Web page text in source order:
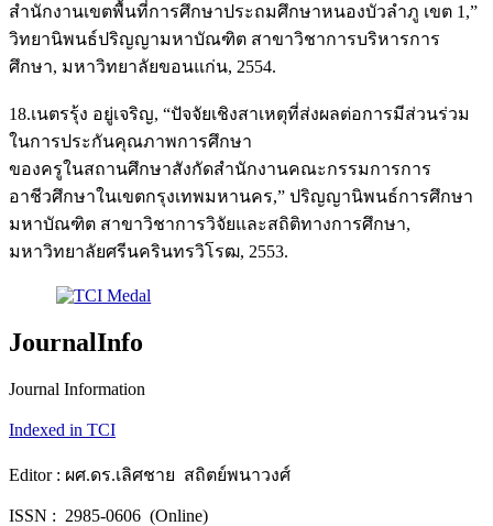
สำนักงานเขตพื้นที่การศึกษาประถมศึกษาหนองบัวลำภู เขต 1,”
วิทยานิพนธ์ปริญญามหาบัณฑิต สาขาวิชาการบริหารการ
ศึกษา, มหาวิทยาลัยขอนแก่น, 2554.
18.เนตรรุ้ง อยู่เจริญ, “ปัจจัยเชิงสาเหตุที่ส่งผลต่อการมีส่วนร่วม
ในการประกันคุณภาพการศึกษา
ของครูในสถานศึกษาสังกัดสำนักงานคณะกรรมการการ
อาชีวศึกษาในเขตกรุงเทพมหานคร,” ปริญญานิพนธ์การศึกษา
มหาบัณฑิต สาขาวิชาการวิจัยและสถิติทางการศึกษา,
มหาวิทยาลัยศรีนครินทรวิโรฒ, 2553.
JournalInfo
Journal Information
Indexed in TCI
Editor : ผศ.ดร.เลิศชาย สถิตย์พนาวงศ์
ISSN : 2985-0606 (Online)